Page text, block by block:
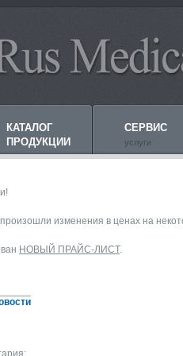
КАТАЛОГ
ПРОДУКЦИИ
СЕРВИС
услуги
изменения в ценах на
НОВЫЙ ПРАЙС-ЛИСТ.